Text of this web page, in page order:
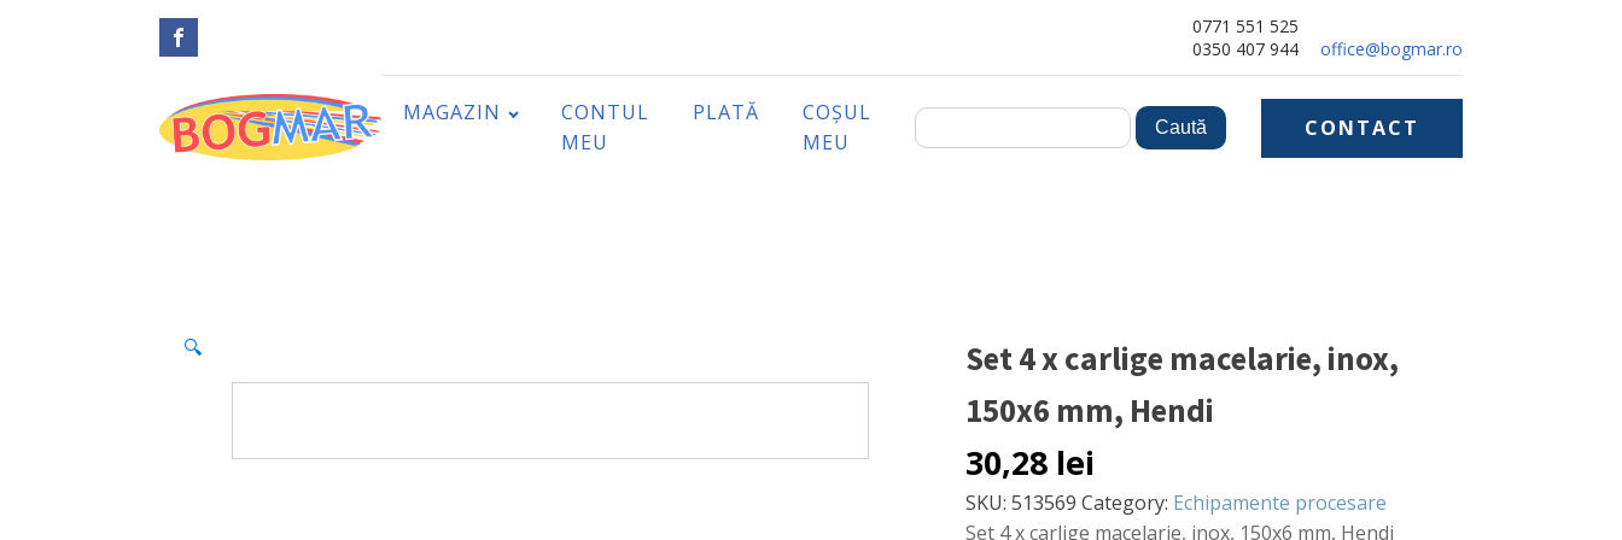
0771 551 525
0350 407 944
office@bogmar.ro
MAGAZIN
CONTUL
MEU
PLATĂ
COȘUL
MEU
CONTACT
🔍
Set 4 x carlige macelarie, inox,
150x6 mm, Hendi
30,28 lei
SKU: 513569 Category: Echipamente procesare
Set 4 x carlige macelarie, inox, 150x6 mm, Hendi